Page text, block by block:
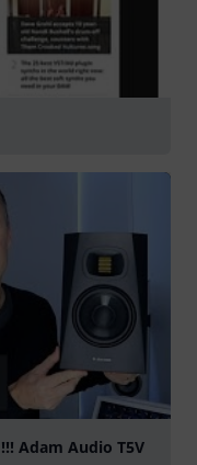
!!! Adam Audio T5V